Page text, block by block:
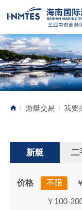
| 游艇交易 | 我要
新艇 二
价格 不限
￥100-